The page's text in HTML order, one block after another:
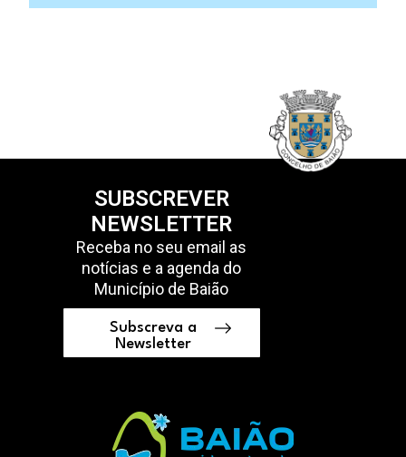
SUBSCREVER
NEWSLETTER
Receba no seu email as
notícias e a agenda do
Município de Baião
Subscreva a
Newsletter